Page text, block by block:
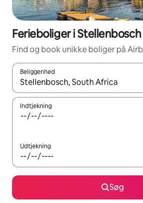
Ferieboliger i Stellenbosch
Find og book unikke boliger på
Beliggenhed
Når resultaterne er tilgængelige, skal
Indtjekning
Udtjekning
Søg